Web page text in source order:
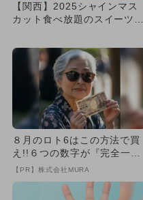
【関西】2025シャインマス
カット食べ放題のスイーツビ
無...
８月のロト6はこの方法で買
え!!６つの数字が『完全一
致』する方法
【PR】株式会社MURA